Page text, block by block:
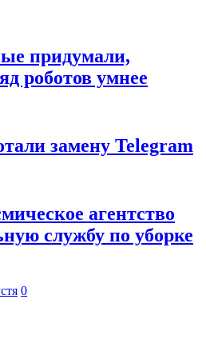
придумали,
роботов умнее
замену Telegram
агентство
службу по уборке
0